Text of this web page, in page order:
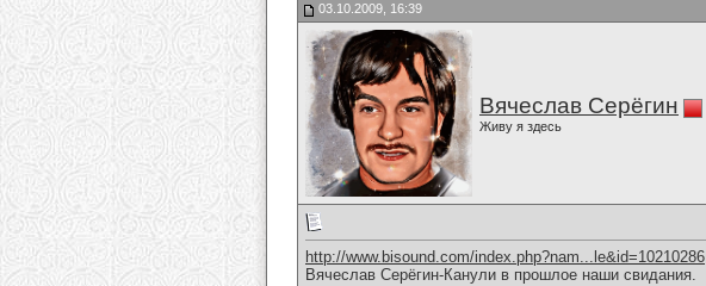
03.10.2009, 16:39
Вячеслав Серёгин
Живу я здесь
http://www.bisound.com/index.php?nam...le&id=10210286
Вячеслав Серёгин-Канули в прошлое наши свидания.